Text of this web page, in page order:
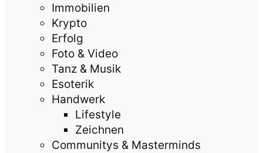
Immobilien
Krypto
Erfolg
Foto & Video
Tanz & Musik
Esoterik
Handwerk
Lifestyle
Zeichnen
Communitys & Masterminds